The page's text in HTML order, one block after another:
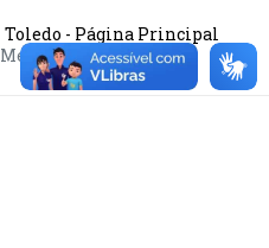
Toledo - Página Principal
Membros do Conselho